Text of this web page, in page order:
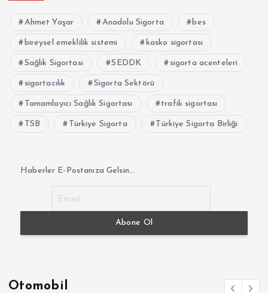
Ahmet Yaşar Anadolu Sigorta bes
bireysel emeklilik sistemi kasko sigortası
Sağlık Sigortası SEDDK sigorta acenteleri
sigortacılık Sigorta Sektörü
Tamamlayıcı Sağlık Sigortası trafik sigortası
TSB Türkiye Sigorta Türkiye Sigorta Birliği
Haberler E-Postanıza Gelsin...
Otomobil